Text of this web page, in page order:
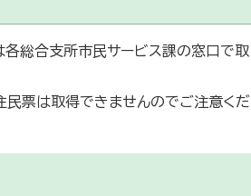
各総合支所市民サービス課の窓口で取
民票は取得できませんのでご注意くだ